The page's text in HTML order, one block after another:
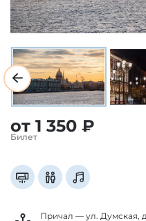
от 1 350 ₽
Билет
Причал — ул. Думская,